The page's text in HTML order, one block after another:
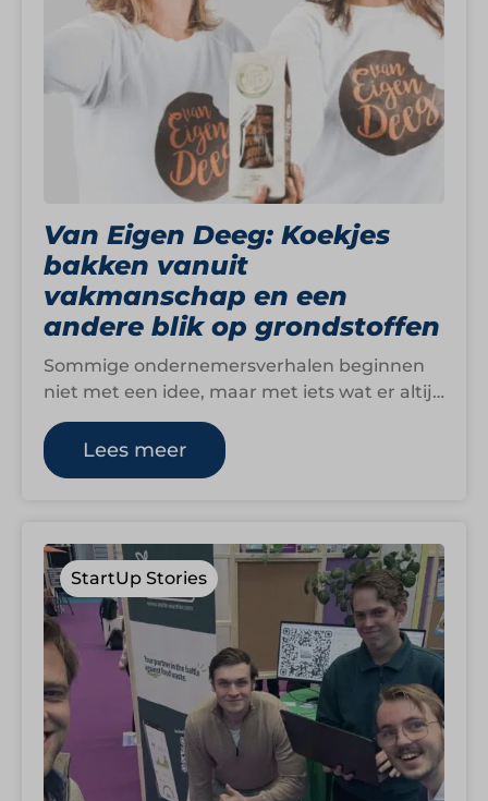
Van Eigen Deeg: Koekjes
bakken vanuit
vakmanschap en een
andere blik op grondstoffen
Sommige ondernemersverhalen beginnen
niet met een idee, maar met iets wat er altijd
al was. Voor Marijntje van Van Eigen…
Lees meer
StartUp Stories